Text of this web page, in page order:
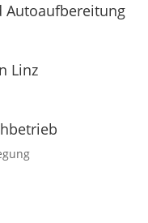
Autoaufbereitung
Linz